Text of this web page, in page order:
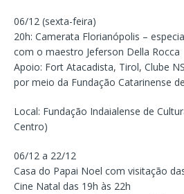
06/12 (sexta-feira)
20h: Camerata Florianópolis –
com o maestro Jeferson Della Rocca
Apoio: Fort Atacadista, Tirol, Clube
por meio da Fundação Catarinense
Local: Fundação Indaialense de
Centro)
06/12 a 22/12
Casa do Papai Noel com visitação
Cine Natal das 19h às 22h